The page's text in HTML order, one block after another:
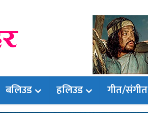
बलिउड हलिउड गीत/संगीत